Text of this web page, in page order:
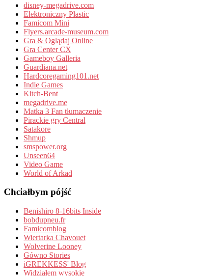
disney-megadrive.com
Elektroniczny Plastic
Famicom Mini
Flyers.arcade-museum.com
Gra & Oglądaj Online
Gra Center CX
Gameboy Galleria
Guardiana.net
Hardcoregaming101.net
Indie Games
Kitch-Bent
megadrive.me
Matka 3 Fan tłumaczenie
Pirackie gry Central
Satakore
Shmup
smspower.org
Unseen64
Video Game
World of Arkad
Chciałbym pójść
Benishiro 8-16bits Inside
bobdupneu.fr
Famicomblog
Wiertarka Chavouet
Wolverine Looney
Gówno Stories
iGREKKESS' Blog
Widziałem wysokie